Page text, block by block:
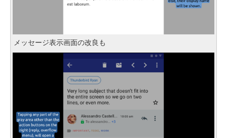
メッセージ表示画面の改良も